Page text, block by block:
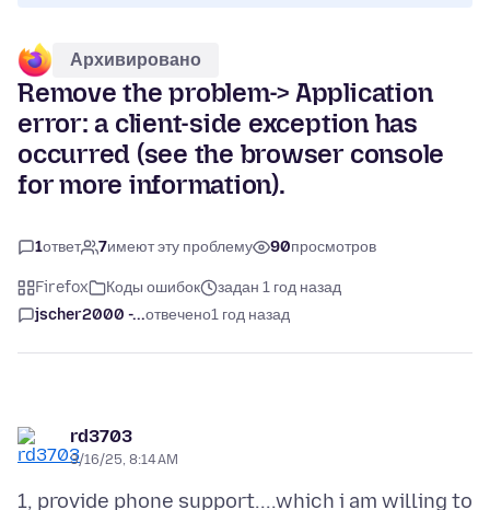
Архивировано
Remove the problem-> Application
error: a client-side exception has
occurred (see the browser console
for more information).
1ответ 7имеют эту проблему 90просмотров
Firefox Коды ошибок
задан 1 год назад
jscher2000 -...отвечено1 год назад
rd3703
3/16/25, 8:14 AM
1, provide phone support....which i am willing to